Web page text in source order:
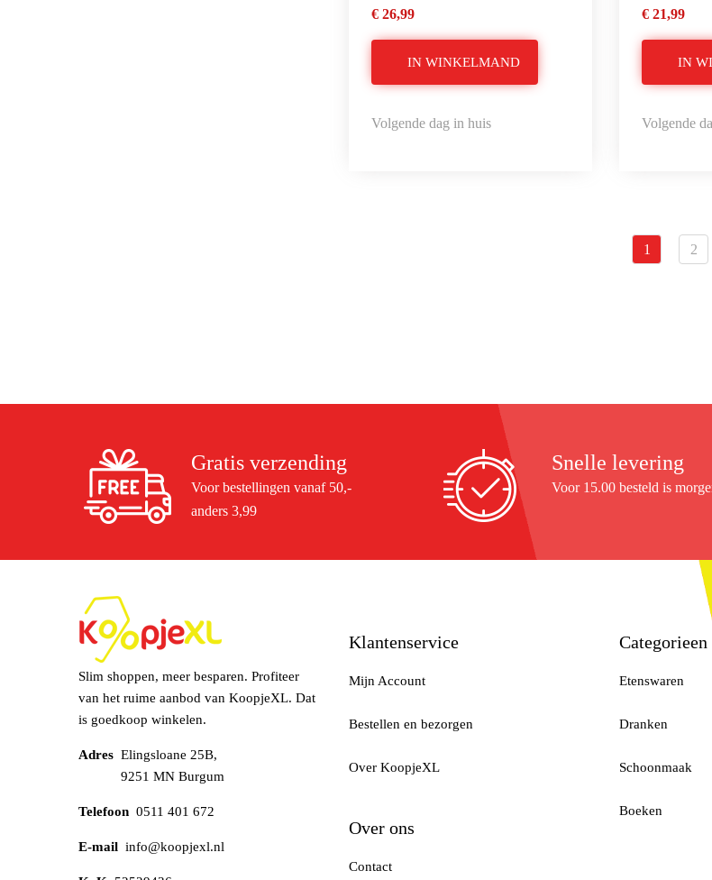
€ 26,99
IN WINKELMAND
Volgende dag in huis
€ 21,99
IN
Volgende
1 2
Gratis verzending
Voor bestellingen vanaf 50,-
anders 3,99
Snelle levering
Voor 15.00 besteld is
Slim shoppen, meer besparen. Profiteer
van het ruime aanbod van KoopjeXL. Dat
is goedkoop winkelen.
Adres Elingsloane 25B,
9251 MN Burgum
Telefoon 0511 401 672
E-mail info@koopjexl.nl
Klantenservice
Mijn Account
Bestellen en bezorgen
Over KoopjeXL
Over ons
Contact
Categorieen
Etenswaren
Dranken
Schoonmaak
Boeken